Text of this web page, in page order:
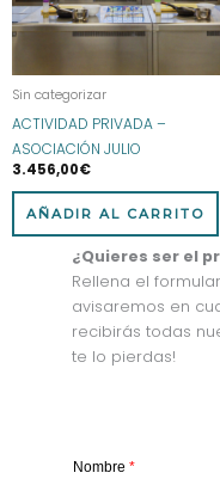
Sin categorizar
ACTIVIDAD PRIVADA –
ASOCIACIÓN JULIO
3.456,00€
AÑADIR AL CARRITO
¿Quieres ser el
Rellena el
avisaremos en
recibirás todas
te lo pierdas!
Nombre *